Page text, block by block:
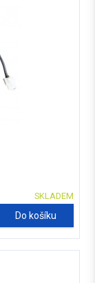
SKLADEM
Do košíku